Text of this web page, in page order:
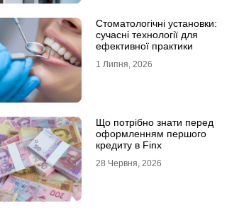
Стоматологічні установки:
сучасні технології для
ефективної практики
1 Липня, 2026
Що потрібно знати перед
оформленням першого
кредиту в Finx
28 Червня, 2026